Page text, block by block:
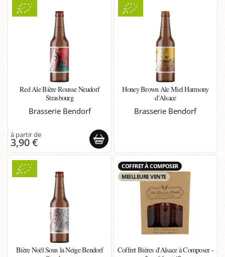
Red Ale Bière Rousse Neudorf
Strasbourg
Brasserie Bendorf
3,90 €
Honey Brown Ale Miel Harmony
d'Alsace
Brasserie Bendorf
Bière Noël Sous la Neige Bendorf
COFFRET À COMPOSER
MEILLEURE VENTE
Coffret Bières d'Alsace à Composer -